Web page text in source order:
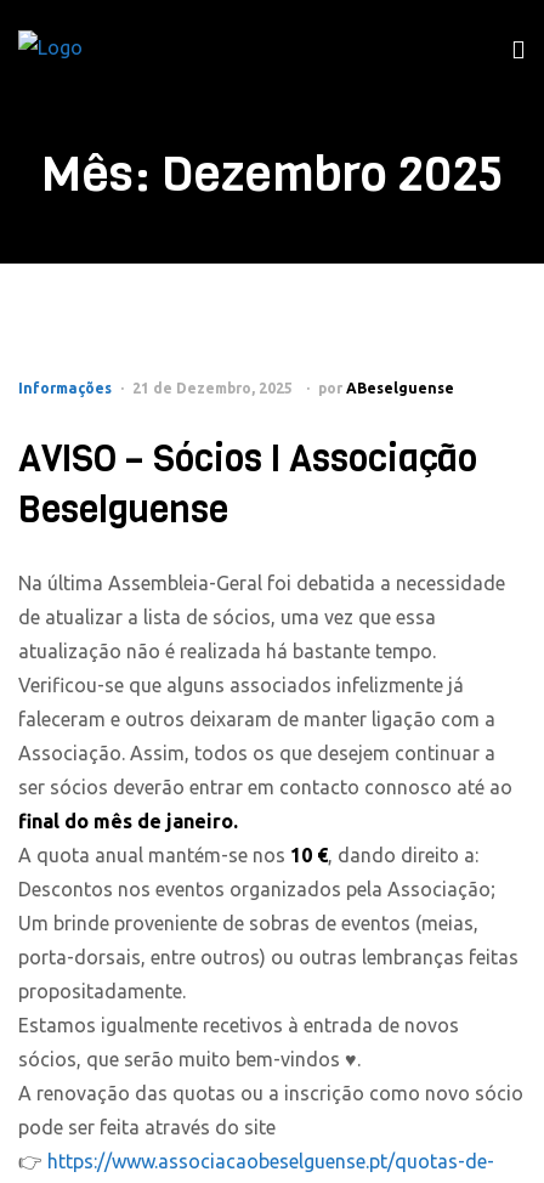
Mês: Dezembro 2025
Informações 21 de Dezembro, 2025 por ABeselguense
AVISO – Sócios I Associação
Beselguense
Na última Assembleia-Geral foi debatida a necessidade
de atualizar a lista de sócios, uma vez que essa
atualização não é realizada há bastante tempo.
Verificou-se que alguns associados infelizmente já
faleceram e outros deixaram de manter ligação com a
Associação. Assim, todos os que desejem continuar a
ser sócios deverão entrar em contacto connosco até ao
final do mês de janeiro.
A quota anual mantém-se nos 10 €, dando direito a:
Descontos nos eventos organizados pela Associação;
Um brinde proveniente de sobras de eventos (meias,
porta-dorsais, entre outros) ou outras lembranças feitas
propositadamente.
Estamos igualmente recetivos à entrada de novos
sócios, que serão muito bem-vindos ♥️.
A renovação das quotas ou a inscrição como novo sócio
pode ser feita através do site
👉 https://www.associacaobeselguense.pt/quotas-de-